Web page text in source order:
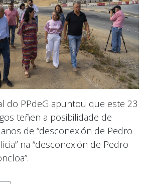
do PPdeG apuntou que este 23
teñen a posibilidade de
de “desconexión de Pedro
na “desconexión de Pedro